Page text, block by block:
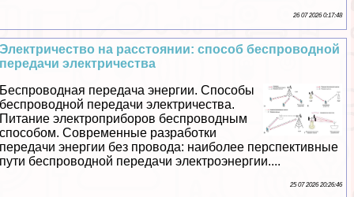
26 07 2026 0:17:48
Электричество на расстоянии: способ беспроводной
передачи электричества
Беспроводная передача энергии. Способы
беспроводной передачи электричества.
Питание электроприборов беспроводным
способом. Современные разработки
передачи энергии без провода: наиболее перспективные
пути беспроводной передачи электроэнергии....
25 07 2026 20:26:46